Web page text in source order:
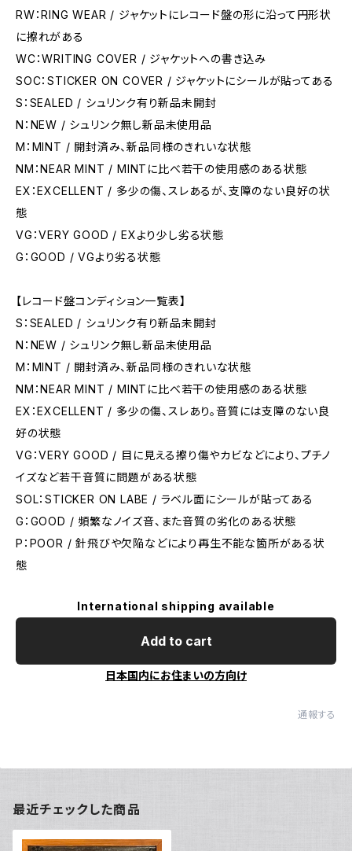
RW：RING WEAR / ジャケットにレコード盤の形に沿って円形状
に擦れがある
WC：WRITING COVER / ジャケットへの書き込み
SOC：STICKER ON COVER / ジャケットにシールが貼ってある
S：SEALED / シュリンク有り新品未開封
N：NEW / シュリンク無し新品未使用品
M：MINT / 開封済み、新品同様のきれいな状態
NM：NEAR MINT / MINTに比べ若干の使用感のある状態
EX：EXCELLENT / 多少の傷、スレあるが、支障のない良好の状
態
VG：VERY GOOD / EXより少し劣る状態
G：GOOD / VGより劣る状態
【レコード盤コンディション一覧表】
S：SEALED / シュリンク有り新品未開封
N：NEW / シュリンク無し新品未使用品
M：MINT / 開封済み、新品同様のきれいな状態
NM：NEAR MINT / MINTに比べ若干の使用感のある状態
EX：EXCELLENT / 多少の傷、スレあり。音質には支障のない良
好の状態
VG：VERY GOOD / 目に見える擦り傷やカビなどにより、プチノ
イズなど若干音質に問題がある状態
SOL：STICKER ON LABE / ラベル面にシールが貼ってある
G：GOOD / 頻繁なノイズ音、また音質の劣化のある状態
P：POOR / 針飛びや欠陥などにより再生不能な箇所がある状
態
International shipping available
Add to cart
日本国内にお住まいの方向け
通報する
最近チェックした商品